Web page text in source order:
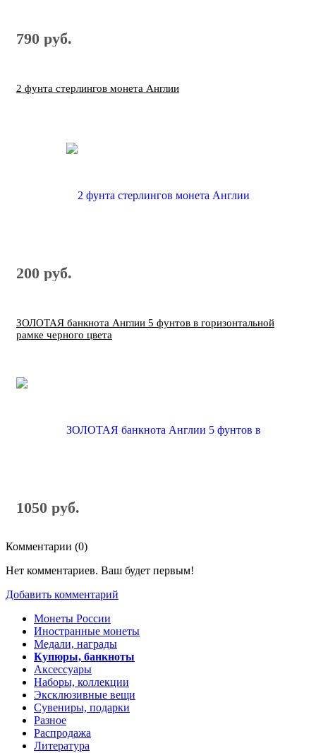
790 руб.
2 фунта стерлингов монета Англии
200 руб.
ЗОЛОТАЯ банкнота Англии 5 фунтов в горизонтальной
рамке черного цвета
1050 руб.
Комментарии (0)
Нет комментариев. Ваш будет первым!
Добавить комментарий
Монеты России
Иностранные монеты
Медали, награды
Купюры, банкноты
Аксессуары
Наборы, коллекции
Эксклюзивные вещи
Сувениры, подарки
Разное
Распродажа
Литература